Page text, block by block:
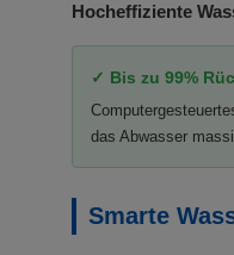
Hocheffiziente
✓ Bis zu 99%
das Abwasser
Smarte